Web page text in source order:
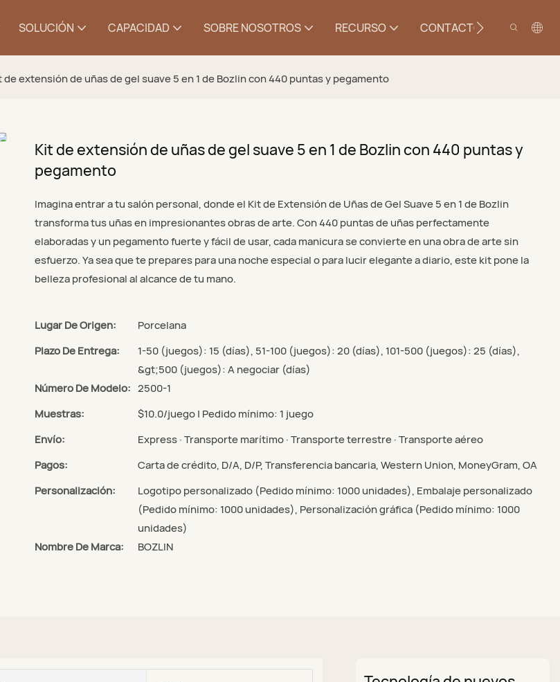
SOLUCIÓN CAPACIDAD SOBRE NOSOTROS RECURSO CONTACTO
de extensión de uñas de gel suave 5 en 1 de Bozlin con 440 puntas y pegamento
Kit de extensión de uñas de gel suave 5 en 1 de Bozlin con 440 puntas y
pegamento
Imagina entrar a tu salón personal, donde el Kit de Extensión de Uñas de Gel Suave 5 en 1 de Bozlin
transforma tus uñas en impresionantes obras de arte. Con 440 puntas de uñas perfectamente
elaboradas y un pegamento fuerte y fácil de usar, cada manicura se convierte en una obra de arte sin
esfuerzo. Ya sea que te prepares para una noche especial o para lucir elegante a diario, este kit pone la
belleza profesional al alcance de tu mano.
Lugar De Origen:
Porcelana
Plazo De Entrega:
1-50 (juegos): 15 (días), 51-100 (juegos): 20 (días), 101-500 (juegos): 25 (días),
&gt;500 (juegos): A negociar (días)
Número De Modelo: 2500-1
Muestras:
$10.0/juego | Pedido mínimo: 1 juego
Envío:
Express · Transporte marítimo · Transporte terrestre · Transporte aéreo
Pagos:
Carta de crédito, D/A, D/P, Transferencia bancaria, Western Union, MoneyGram, OA
Personalización:
Logotipo personalizado (Pedido mínimo: 1000 unidades), Embalaje personalizado
(Pedido mínimo: 1000 unidades), Personalización gráfica (Pedido mínimo: 1000
unidades)
Nombre De Marca:
BOZLIN